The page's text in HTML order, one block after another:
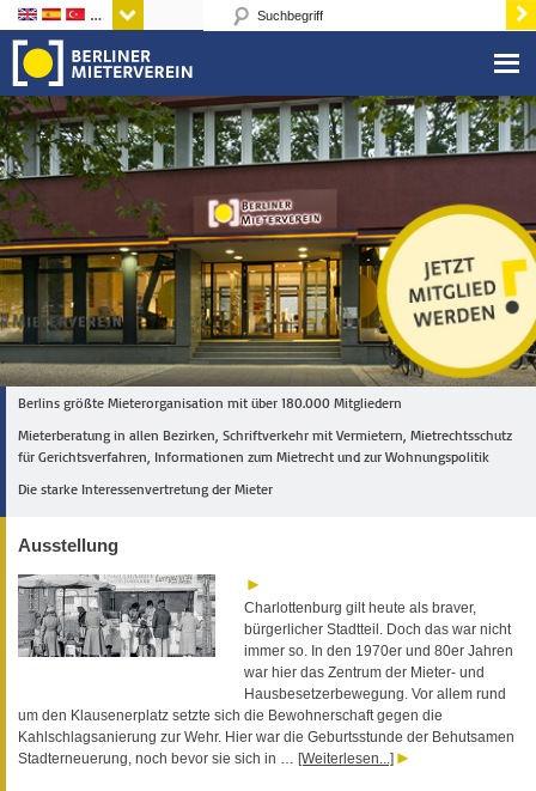
Sprachen
Berlins größte Mieterorganisation mit über 180.000 Mitgliedern
Mieterberatung in allen Bezirken, Schriftverkehr mit Vermietern, Mietrechtsschutz
für Gerichtsverfahren, Informationen zum Mietrecht und zur Wohnungspolitik
Die starke Interessenvertretung der Mieter
Ausstellung
Charlottenburg gilt heute als braver,
bürgerlicher Stadtteil. Doch das war nicht
immer so. In den 1970er und 80er Jahren
war hier das Zentrum der Mieter- und
Hausbesetzerbewegung. Vor allem rund
um den Klausenerplatz setzte sich die Bewohnerschaft gegen die
Kahlschlagsanierung zur Wehr. Hier war die Geburtsstunde der Behutsamen
Stadterneuerung, noch bevor sie sich in … [Weiterlesen...]